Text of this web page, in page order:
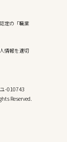
定の「職業
情報を適切
-010743
Reserved.